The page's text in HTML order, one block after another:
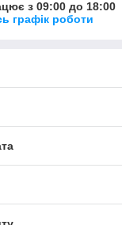
з 09:00 до 18:00
графік роботи